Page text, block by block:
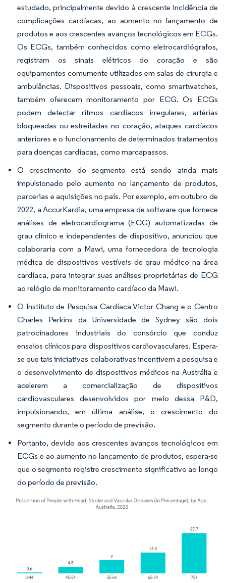
estudado, principalmente devido à crescente incidência de
complicações cardíacas, ao aumento no lançamento de
produtos e aos crescentes avanços tecnológicos em ECGs.
Os ECGs, também conhecidos como eletrocardiógrafos,
registram os sinais elétricos do coração e são
equipamentos comumente utilizados em salas de cirurgia e
ambulâncias. Dispositivos pessoais, como smartwatches,
também oferecem monitoramento por ECG. Os ECGs
podem detectar ritmos cardíacos irregulares, artérias
bloqueadas ou estreitadas no coração, ataques cardíacos
anteriores e o funcionamento de determinados tratamentos
para doenças cardíacas, como marcapassos.
O crescimento do segmento está sendo ainda mais
impulsionado pelo aumento no lançamento de produtos,
parcerias e aquisições no país. Por exemplo, em outubro de
2022, a AccurKardia, uma empresa de software que fornece
análises de eletrocardiograma (ECG) automatizadas de
grau clínico e independentes de dispositivo, anunciou que
colaboraria com a Mawi, uma fornecedora de tecnologia
médica de dispositivos vestíveis de grau médico na área
cardíaca, para integrar suas análises proprietárias de ECG
ao relógio de monitoramento cardíaco da Mawi.
O Instituto de Pesquisa Cardíaca Victor Chang e o Centro
Charles Perkins da Universidade de Sydney são dois
patrocinadores industriais do consórcio que conduz
ensaios clínicos para dispositivos cardiovasculares. Espera-
se que tais iniciativas colaborativas incentivem a pesquisa e
o desenvolvimento de dispositivos médicos na Austrália e
acelerem a comercialização de dispositivos
cardiovasculares desenvolvidos por meio dessa P&D,
impulsionando, em última análise, o crescimento do
segmento durante o período de previsão.
Portanto, devido aos crescentes avanços tecnológicos em
ECGs e ao aumento no lançamento de produtos, espera-se
que o segmento registre crescimento significativo ao longo
do período de previsão.